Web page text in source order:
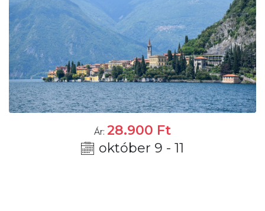
Ár: 28.900 Ft
október 9 - 11